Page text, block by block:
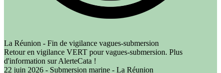
La Réunion - Fin de vigilance vagues-submersion
Retour en vigilance VERT pour vagues-submersion. Plus
d'information sur AlerteCata !
22 juin 2026 - Submersion marine - La Réunion